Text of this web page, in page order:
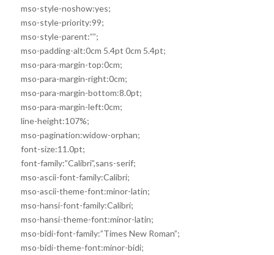
mso-style-noshow:yes;
mso-style-priority:99;
mso-style-parent:””;
mso-padding-alt:0cm 5.4pt 0cm 5.4pt;
mso-para-margin-top:0cm;
mso-para-margin-right:0cm;
mso-para-margin-bottom:8.0pt;
mso-para-margin-left:0cm;
line-height:107%;
mso-pagination:widow-orphan;
font-size:11.0pt;
font-family:”Calibri”,sans-serif;
mso-ascii-font-family:Calibri;
mso-ascii-theme-font:minor-latin;
mso-hansi-font-family:Calibri;
mso-hansi-theme-font:minor-latin;
mso-bidi-font-family:”Times New Roman”;
mso-bidi-theme-font:minor-bidi;